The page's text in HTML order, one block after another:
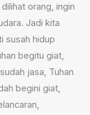
orang, ingin
Jadi kita
susah hidup
begitu giat,
jasa, Tuhan
begini giat,